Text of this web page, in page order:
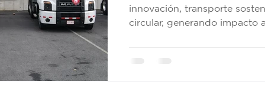
innovación, transporte
circular, generando impacto